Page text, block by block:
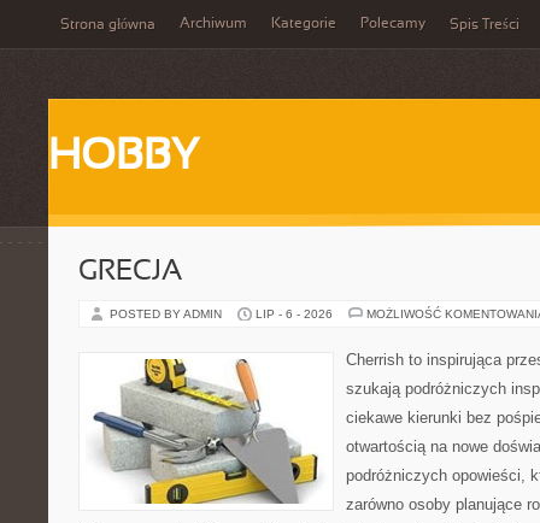
Strona główna Archiwum Kategorie Polecamy Spis Treści
HOBBY
GRECJA
POSTED BY ADMIN LIP - 6 - 2026 MOŻLIWOŚĆ
Cherrish to inspirująca
szukają podróżniczych
ciekawe kierunki bez
otwartością na nowe
podróżniczych opowieści,
zarówno osoby planujące